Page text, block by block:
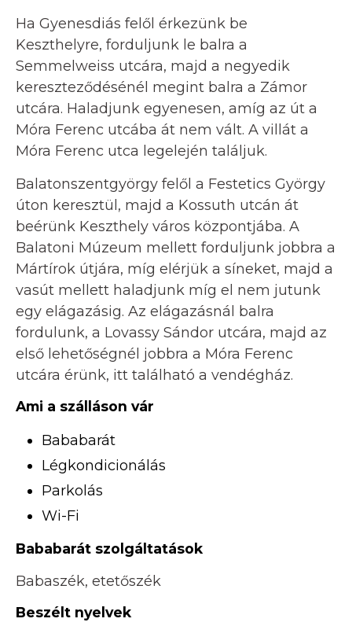
Ha Gyenesdiás felől érkezünk be
Keszthelyre, forduljunk le balra a
Semmelweiss utcára, majd a negyedik
kereszteződésénél megint balra a Zámor
utcára. Haladjunk egyenesen, amíg az út a
Móra Ferenc utcába át nem vált. A villát a
Móra Ferenc utca legelején találjuk.
Balatonszentgyörgy felől a Festetics György
úton keresztül, majd a Kossuth utcán át
beérünk Keszthely város központjába. A
Balatoni Múzeum mellett forduljunk jobbra a
Mártírok útjára, míg elérjük a síneket, majd a
vasút mellett haladjunk míg el nem jutunk
egy elágazásig. Az elágazásnál balra
fordulunk, a Lovassy Sándor utcára, majd az
első lehetőségnél jobbra a Móra Ferenc
utcára érünk, itt található a vendégház.
Ami a szálláson vár
Bababarát
Légkondicionálás
Parkolás
Wi-Fi
Bababarát szolgáltatások
Babaszék, etetőszék
Beszélt nyelvek